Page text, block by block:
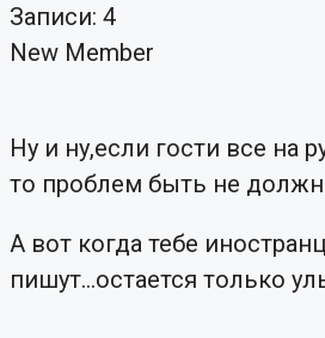
Записи: 4
New Member
Ну и ну,если гости все на
то проблем быть не
А вот когда тебе
пишут...остается только